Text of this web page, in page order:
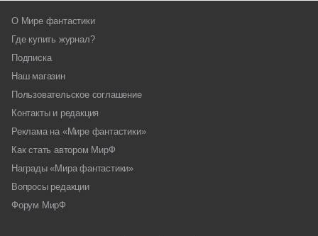
О Мире фантастики
Где купить журнал?
Подписка
Наш магазин
Пользовательское соглашение
Контакты и редакция
Реклама на «Мире фантастики»
Как стать автором МирФ
Награды «Мира фантастики»
Вопросы редакции
Форум МирФ